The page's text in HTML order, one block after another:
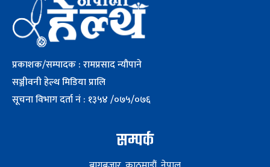
प्रकाशक/सम्पादक : रामप्रसाद न्यौपाने
सञ्जीवनी हेल्थ मिडिया प्रालि
सूचना विभाग दर्ता नं : १३५४ /०७५/०७६
सम्पर्क